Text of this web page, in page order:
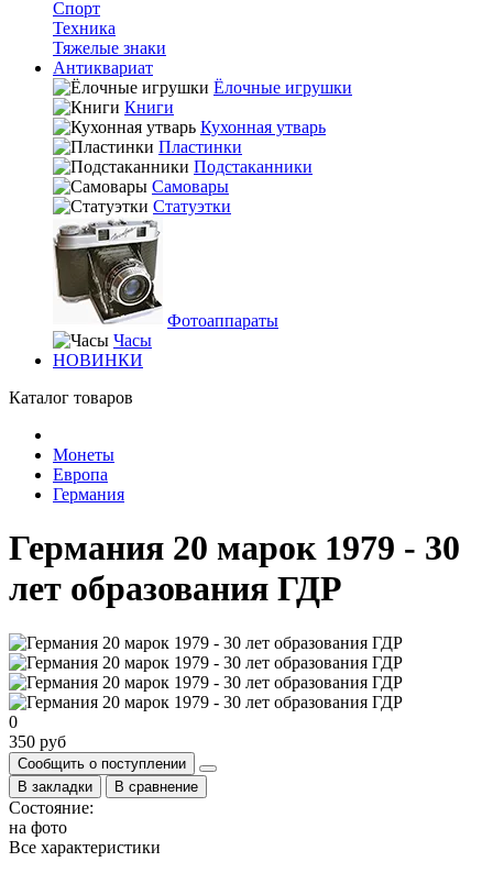
Спорт
Техника
Тяжелые знаки
Антиквариат
Ёлочные игрушки
Книги
Кухонная утварь
Пластинки
Подстаканники
Самовары
Статуэтки
Фотоаппараты
Часы
НОВИНКИ
Каталог товаров
Монеты
Европа
Германия
Германия 20 марок 1979 - 30
лет образования ГДР
0
350 руб
Сообщить о поступлении
В закладки
В сравнение
Состояние:
на фото
Все характеристики